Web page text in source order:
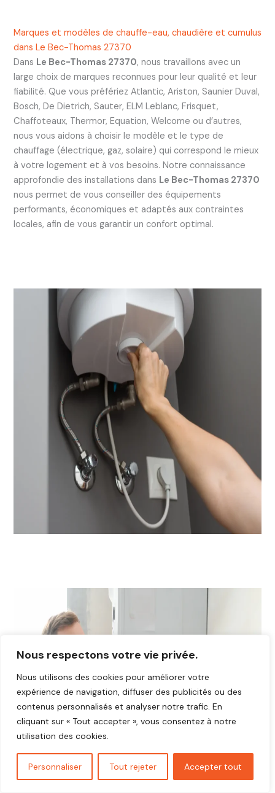
Nous respectons votre vie privée.
Nous utilisons des cookies pour améliorer votre
expérience de navigation, diffuser des publicités ou des
contenus personnalisés et analyser notre trafic. En
cliquant sur « Tout accepter », vous consentez à notre
utilisation des cookies.
Personnaliser Tout rejeter Accepter tout
Marques et modèles de chauffe-eau, chaudière et cumulus
dans Le Bec-Thomas 27370
Dans Le Bec-Thomas 27370, nous travaillons avec un
large choix de marques reconnues pour leur qualité et leur
fiabilité. Que vous préfériez Atlantic, Ariston, Saunier Duval,
Bosch, De Dietrich, Sauter, ELM Leblanc, Frisquet,
Chaffoteaux, Thermor, Equation, Welcome ou d’autres,
nous vous aidons à choisir le modèle et le type de
chauffage (électrique, gaz, solaire) qui correspond le mieux
à votre logement et à vos besoins. Notre connaissance
approfondie des installations dans Le Bec-Thomas 27370
nous permet de vous conseiller des équipements
performants, économiques et adaptés aux contraintes
locales, afin de vous garantir un confort optimal.